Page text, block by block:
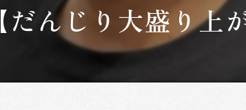
【だんじり大盛り上